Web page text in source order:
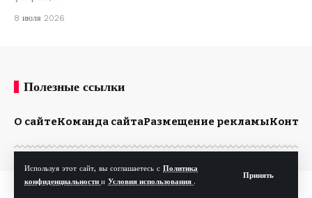
Используя этот сайт, вы соглашаетесь с Политика
конфиденциальности и Условия использования .
Принять
8 июля 2026
Полезные ссылки
О сайтеКоманда сайтаРазмещение рекламы
© Kp.md. Все права защищены.